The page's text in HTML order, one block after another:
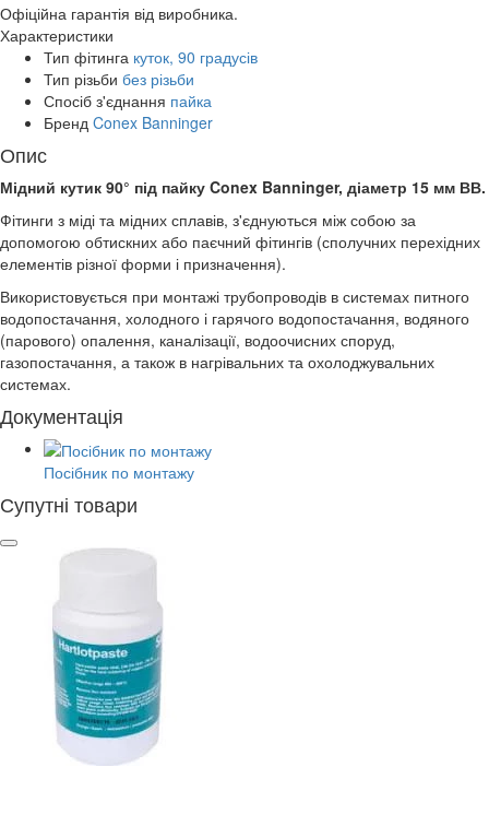
Офіційна гарантія від виробника.
Характеристики
Тип фітинга куток, 90 градусів
Тип різьби без різьби
Спосіб з'єднання пайка
Бренд Conex Banninger
Опис
Мідний кутик 90° під пайку Conex Banninger, діаметр 15 мм ВВ.
Фітинги з міді та мідних сплавів, з'єднуються між собою за
допомогою обтискних або паєчний фітингів (сполучних перехідних
елементів різної форми і призначення).
Використовується при монтажі трубопроводів в системах питного
водопостачання, холодного і гарячого водопостачання, водяного
(парового) опалення, каналізації, водоочисних споруд,
газопостачання, а також в нагрівальних та охолоджувальних
системах.
Документація
Посібник по монтажу
Супутні товари